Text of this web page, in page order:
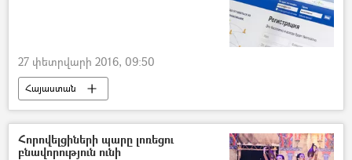
27 փետրվարի 2016, 09:50
Հայաստան
Հորովելցիների պարը լոռեցու
բնավորություն ունի